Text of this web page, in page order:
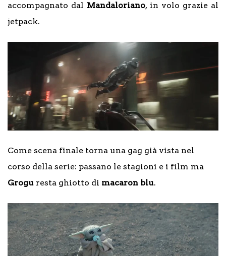
accompagnato dal Mandaloriano, in volo grazie al
jetpack.
Come scena finale torna una gag già vista nel
corso della serie: passano le stagioni e i film ma
Grogu resta ghiotto di macaron blu.